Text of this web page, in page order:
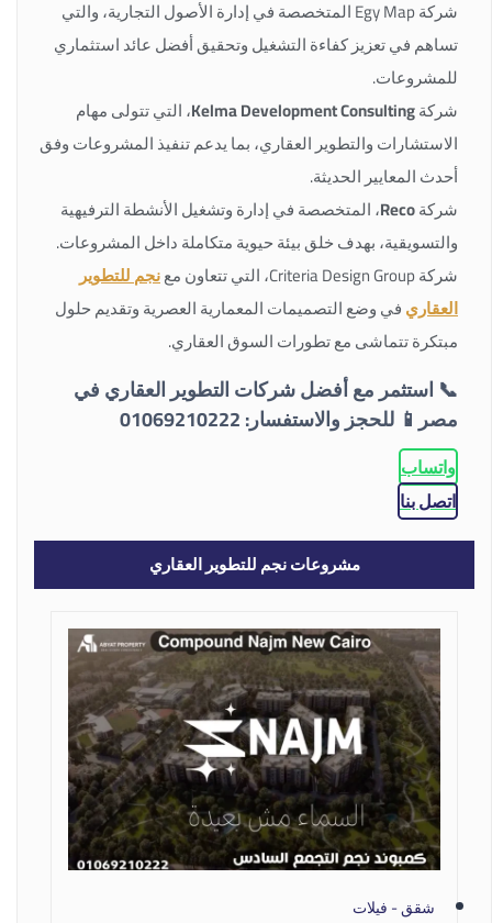
شركة Egy Map المتخصصة في إدارة الأصول التجارية، والتي
تساهم في تعزيز كفاءة التشغيل وتحقيق أفضل عائد استثماري
للمشروعات.
شركةKelma Development Consulting، التي تتولى مهام
الاستشارات والتطوير العقاري، بما يدعم تنفيذ المشروعات وفق
أحدث المعايير الحديثة.
شركةReco، المتخصصة في إدارة وتشغيل الأنشطة الترفيهية
والتسويقية، بهدف خلق بيئة حيوية متكاملة داخل المشروعات.
شركة Criteria Design Group، التي تتعاون مع
نجم للتطوير
العقاريفي وضع التصميمات المعمارية العصرية وتقديم حلول
مبتكرة تتماشى مع تطورات السوق العقاري.
📞 استثمر مع أفضل شركات التطوير العقاري في
مصر 📱 للحجز والاستفسار: 01069210222
واتساب
اتصل بنا
مشروعات نجم للتطوير العقاري
شقق - فيلات